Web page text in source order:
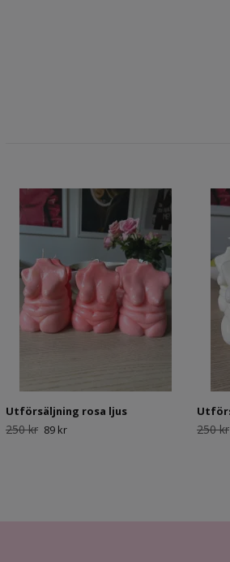
Utförsäljning rosa ljus
250 kr 89 kr 250 kr